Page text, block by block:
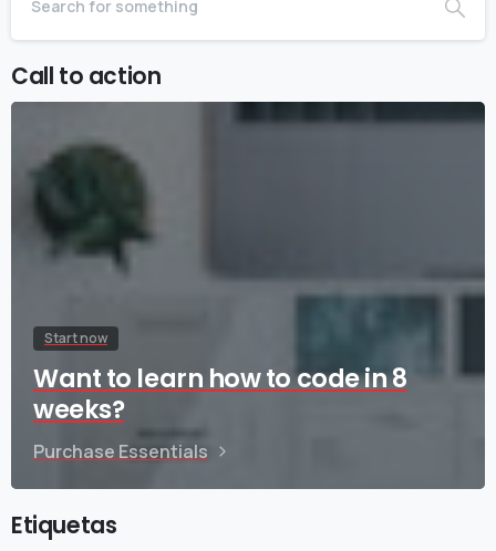
Call to action
Start now
Want to learn how to code in 8
weeks?
Purchase Essentials
Etiquetas